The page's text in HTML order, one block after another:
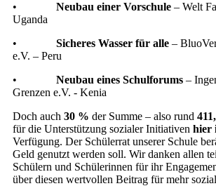
• Neubau einer Vorschule – Welt
Uganda
• Sicheres Wasser für alle –
e.V. – Peru
• Neubau eines Schulforums –
Grenzen e.V. - Kenia
Doch auch 30 % der Summe – also rund
für die Unterstützung sozialer Initiativen hier
Verfügung. Der Schülerrat unserer Schule
Geld genutzt werden soll. Wir danken allen
Schülern und Schülerinnen für ihr
über diesen wertvollen Beitrag für mehr